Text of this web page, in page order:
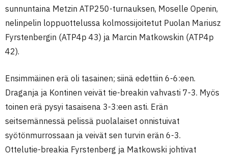
sunnuntaina Metzin ATP250-turnauksen, Moselle Openin,
nelinpelin loppuottelussa kolmossijoitetut Puolan Mariusz
Fyrstenbergin (ATP4p 43) ja Marcin Matkowskin (ATP4p
42).
Ensimmäinen erä oli tasainen; siinä edettiin 6-6:een.
Draganja ja Kontinen veivät tie-breakin vahvasti 7-3. Myös
toinen erä pysyi tasaisena 3-3:een asti. Erän
seitsemännessä pelissä puolalaiset onnistuivat
syötönmurrossaan ja veivät sen turvin erän 6-3.
Ottelutie-breakia Fyrstenberg ja Matkowski johtivat